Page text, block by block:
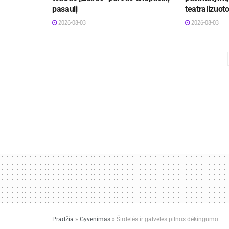
pasaulį
2026-08-03 2026-08-03
Pradžia » Gyvenimas » Širdelės ir galvelės pilnos dėkingumo